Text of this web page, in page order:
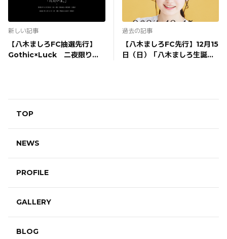
新しい記事
【八木ましろFC抽選先行】
Gothic×Luck 二夜限りの
過去の記事
【八木ましろFC先行】12月15
日（日）「八木ましろ生誕祭
TOP
NEWS
PROFILE
GALLERY
BLOG